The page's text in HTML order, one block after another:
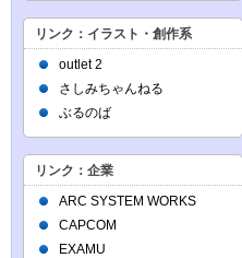
リンク：イラスト・創作系
outlet 2
さしみちゃんねる
ぶるのば
リンク：企業
ARC SYSTEM WORKS
CAPCOM
EXAMU